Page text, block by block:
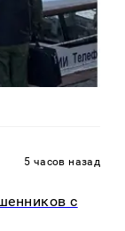
5 часов назад
с